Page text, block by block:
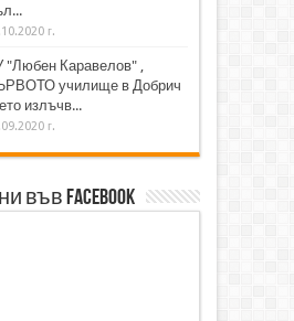
г.
"Любен Каравелов" ,
училище в Добрич
излъчв...
г.
във Facebook